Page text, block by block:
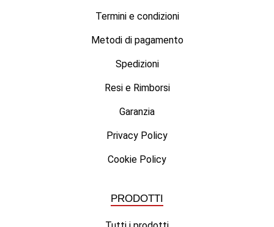
Termini e condizioni
Metodi di pagamento
Spedizioni
Resi e Rimborsi
Garanzia
Privacy Policy
Cookie Policy
PRODOTTI